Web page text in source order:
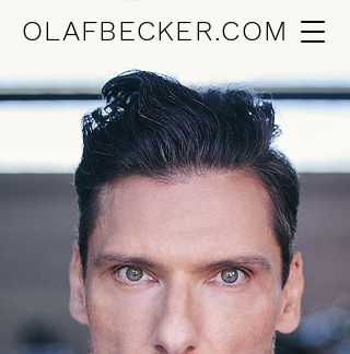
OLAFBECKER.COM